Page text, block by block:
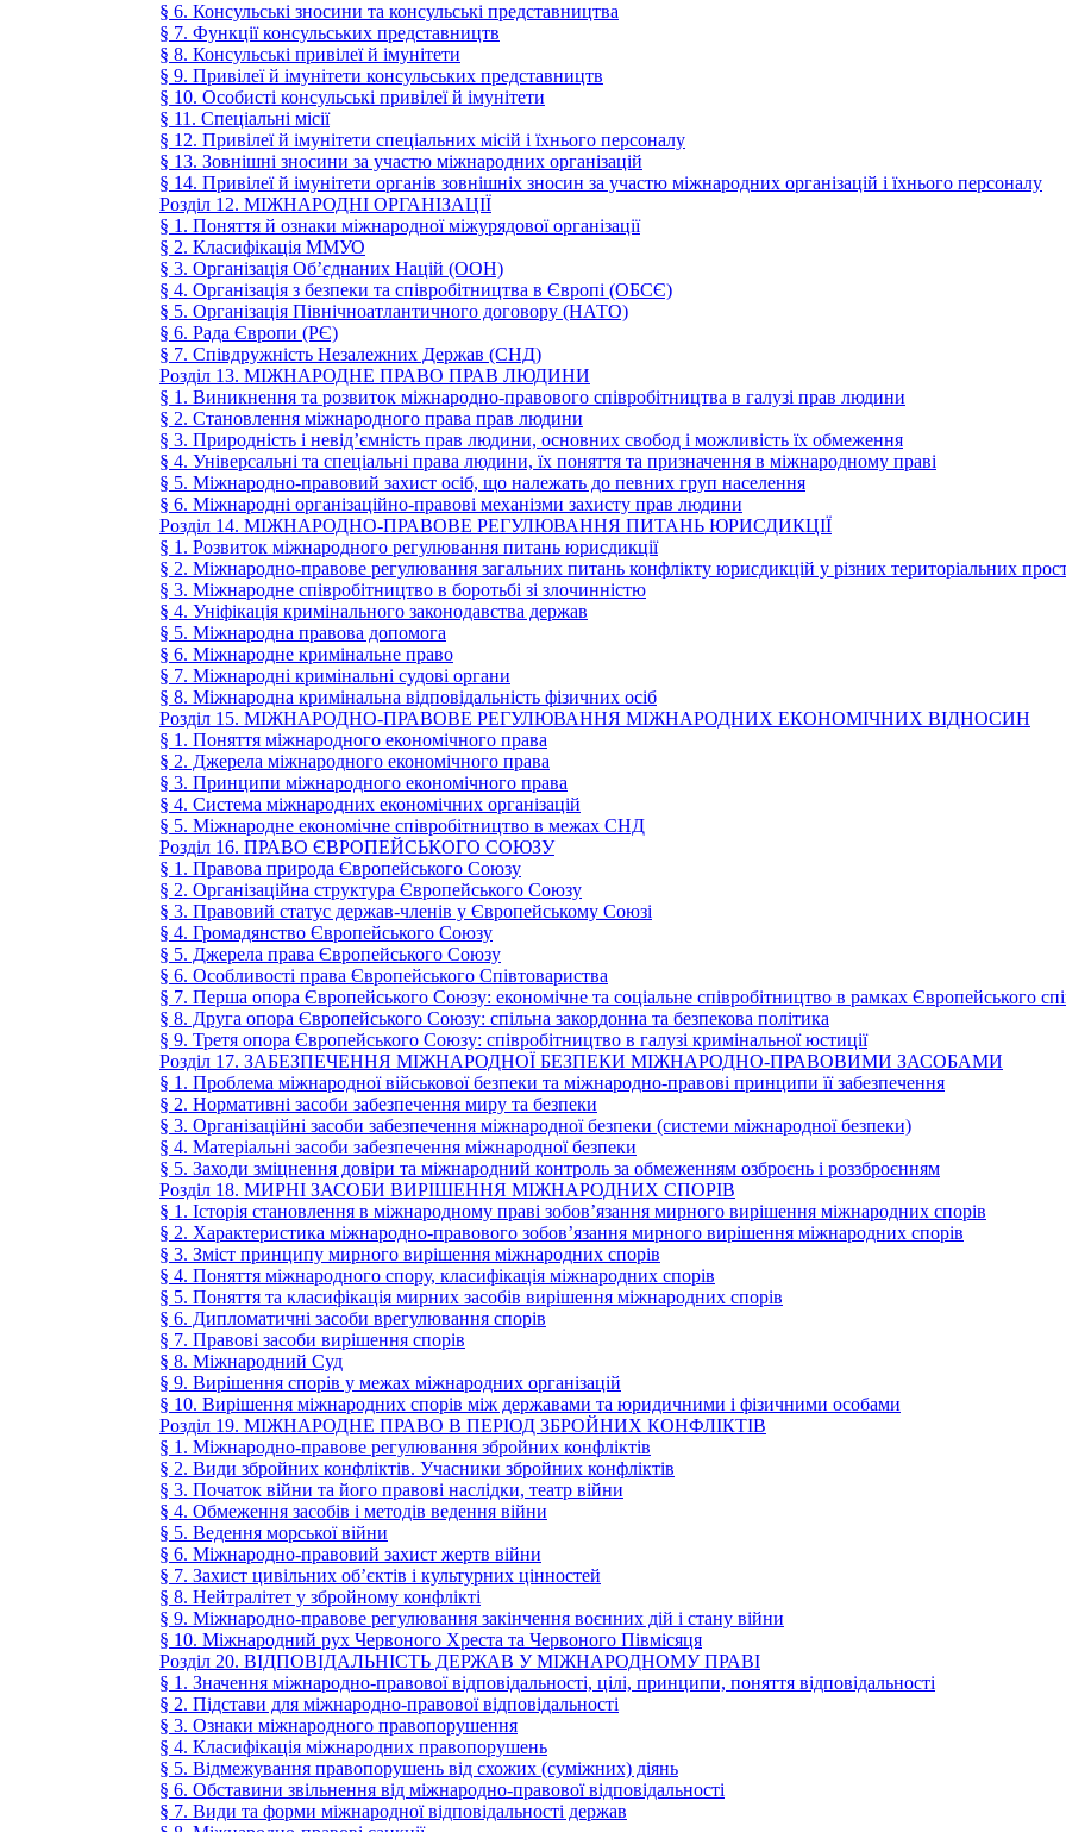
§ 6. Консульські зносини та консульські представництва
§ 7. Функції консульських представництв
§ 8. Консульські привілеї й імунітети
§ 9. Привілеї й імунітети консульських представництв
§ 10. Особисті консульські привілеї й імунітети
§ 11. Спеціальні місії
§ 12. Привілеї й імунітети спеціальних місій і їхнього персоналу
§ 13. Зовнішні зносини за участю міжнародних організацій
§ 14. Привілеї й імунітети органів зовнішніх зносин за участю міжнародних організацій і їхнього персоналу
Розділ 12. МІЖНАРОДНІ ОРГАНІЗАЦІЇ
§ 1. Поняття й ознаки міжнародної міжурядової організації
§ 2. Класифікація ММУО
§ 3. Організація Об’єднаних Націй (ООН)
§ 4. Організація з безпеки та співробітництва в Європі (ОБСЄ)
§ 5. Організація Північноатлантичного договору (НАТО)
§ 6. Рада Європи (РЄ)
§ 7. Співдружність Незалежних Держав (СНД)
Розділ 13. МІЖНАРОДНЕ ПРАВО ПРАВ ЛЮДИНИ
§ 1. Виникнення та розвиток міжнародно-правового співробітництва в галузі прав людини
§ 2. Становлення міжнародного права прав людини
§ 3. Природність і невід’ємність прав людини, основних свобод і можливість їх обмеження
§ 4. Універсальні та спеціальні права людини, їх поняття та призначення в міжнародному праві
§ 5. Міжнародно-правовий захист осіб, що належать до певних груп населення
§ 6. Міжнародні організаційно-правові механізми захисту прав людини
Розділ 14. МІЖНАРОДНО-ПРАВОВЕ РЕГУЛЮВАННЯ ПИТАНЬ ЮРИСДИКЦІЇ
§ 1. Розвиток міжнародного регулювання питань юрисдикції
§ 2. Міжнародно-правове регулювання загальних питань конфлікту юрисдикцій у різних територіальних
§ 3. Міжнародне співробітництво в боротьбі зі злочинністю
§ 4. Уніфікація кримінального законодавства держав
§ 5. Міжнародна правова допомога
§ 6. Міжнародне кримінальне право
§ 7. Міжнародні кримінальні судові органи
§ 8. Міжнародна кримінальна відповідальність фізичних осіб
Розділ 15. МІЖНАРОДНО-ПРАВОВЕ РЕГУЛЮВАННЯ МІЖНАРОДНИХ ЕКОНОМІЧНИХ ВІДНОСИН
§ 1. Поняття міжнародного економічного права
§ 2. Джерела міжнародного економічного права
§ 3. Принципи міжнародного економічного права
§ 4. Система міжнародних економічних організацій
§ 5. Міжнародне економічне співробітництво в межах СНД
Розділ 16. ПРАВО ЄВРОПЕЙСЬКОГО СОЮЗУ
§ 1. Правова природа Європейського Союзу
§ 2. Організаційна структура Європейського Союзу
§ 3. Правовий статус держав-членів у Європейському Союзі
§ 4. Громадянство Європейського Союзу
§ 5. Джерела права Європейського Союзу
§ 6. Особливості права Європейського Співтовариства
§ 7. Перша опора Європейського Союзу: економічне та соціальне співробітництво в рамках Європейського
§ 8. Друга опора Європейського Союзу: спільна закордонна та безпекова політика
§ 9. Третя опора Європейського Союзу: співробітництво в галузі кримінальної юстиції
Розділ 17. ЗАБЕЗПЕЧЕННЯ МІЖНАРОДНОЇ БЕЗПЕКИ МІЖНАРОДНО-ПРАВОВИМИ ЗАСОБАМИ
§ 1. Проблема міжнародної військової безпеки та міжнародно-правові принципи її забезпечення
§ 2. Нормативні засоби забезпечення миру та безпеки
§ 3. Організаційні засоби забезпечення міжнародної безпеки (системи міжнародної безпеки)
§ 4. Матеріальні засоби забезпечення міжнародної безпеки
§ 5. Заходи зміцнення довіри та міжнародний контроль за обмеженням озброєнь і роззброєнням
Розділ 18. МИРНІ ЗАСОБИ ВИРІШЕННЯ МІЖНАРОДНИХ СПОРІВ
§ 1. Історія становлення в міжнародному праві зобов’язання мирного вирішення міжнародних спорів
§ 2. Характеристика міжнародно-правового зобов’язання мирного вирішення міжнародних спорів
§ 3. Зміст принципу мирного вирішення міжнародних спорів
§ 4. Поняття міжнародного спору, класифікація міжнародних спорів
§ 5. Поняття та класифікація мирних засобів вирішення міжнародних спорів
§ 6. Дипломатичні засоби врегулювання спорів
§ 7. Правові засоби вирішення спорів
§ 8. Міжнародний Суд
§ 9. Вирішення спорів у межах міжнародних організацій
§ 10. Вирішення міжнародних спорів між державами та юридичними і фізичними особами
Розділ 19. МІЖНАРОДНЕ ПРАВО В ПЕРІОД ЗБРОЙНИХ КОНФЛІКТІВ
§ 1. Міжнародно-правове регулювання збройних конфліктів
§ 2. Види збройних конфліктів. Учасники збройних конфліктів
§ 3. Початок війни та його правові наслідки, театр війни
§ 4. Обмеження засобів і методів ведення війни
§ 5. Ведення морської війни
§ 6. Міжнародно-правовий захист жертв війни
§ 7. Захист цивільних об’єктів і культурних цінностей
§ 8. Нейтралітет у збройному конфлікті
§ 9. Міжнародно-правове регулювання закінчення воєнних дій і стану війни
§ 10. Міжнародний рух Червоного Хреста та Червоного Півмісяця
Розділ 20. ВІДПОВІДАЛЬНІСТЬ ДЕРЖАВ У МІЖНАРОДНОМУ ПРАВІ
§ 1. Значення міжнародно-правової відповідальності, цілі, принципи, поняття відповідальності
§ 2. Підстави для міжнародно-правової відповідальності
§ 3. Ознаки міжнародного правопорушення
§ 4. Класифікація міжнародних правопорушень
§ 5. Відмежування правопорушень від схожих (суміжних) діянь
§ 6. Обставини звільнення від міжнародно-правової відповідальності
§ 7. Види та форми міжнародної відповідальності держав